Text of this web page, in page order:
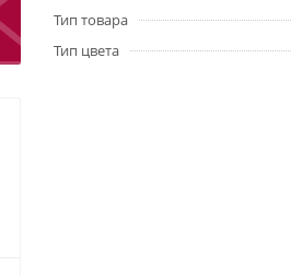
Тип товара
Тип цвета